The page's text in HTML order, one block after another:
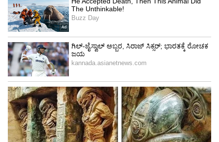
LATEST VIDEOS